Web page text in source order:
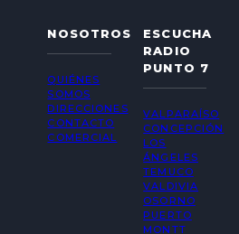
NOSOTROS
QUIÉNES
SOMOS
DIRECCIONES
CONTACTO
COMERCIAL
ESCUCHA
RADIO
PUNTO 7
VALPARAÍSO
CONCEPCIÓN
LOS
ÁNGELES
TEMUCO
VALDIVIA
OSORNO
PUERTO
MONTT